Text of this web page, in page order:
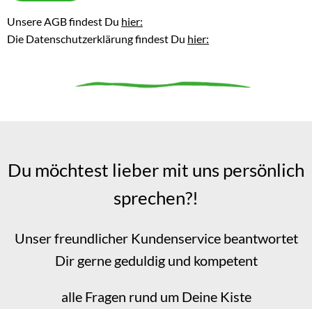
Unsere AGB findest Du hier:
Die Datenschutzerklärung findest Du hier:
Du möchtest lieber mit uns persönlich
sprechen?!
Unser freundlicher Kundenservice beantwortet
Dir gerne geduldig und kompetent
alle Fragen rund um Deine Kiste